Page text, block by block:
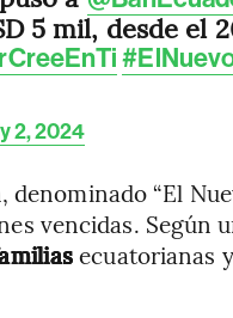
5 mil, desde el
2, 2024
“El
vencidas. Según
ecuatorianas